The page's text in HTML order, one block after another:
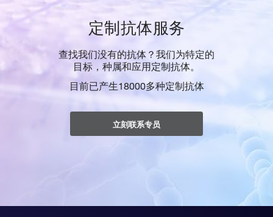
定制抗体服务
查找我们没有的抗体？我们为特定的
目标，种属和应用定制抗体。
目前已产生18000多种定制抗体
立刻联系专员